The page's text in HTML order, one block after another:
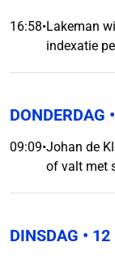
16:58•Lakeman
indexatie
DONDERDAG
09:09•Johan de
of valt met
DINSDAG •